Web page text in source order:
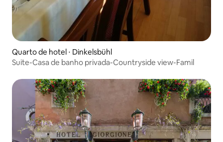
Quarto de hotel ⋅ Dinkelsbühl
Suite-Casa de banho privada-Countryside view-Famil